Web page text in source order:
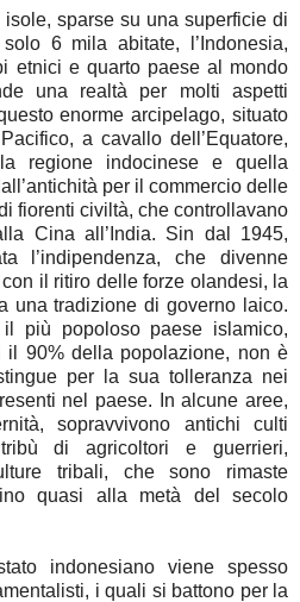
sparse su una superficie di
6 mila abitate, l’Indonesia,
etnici e quarto paese al mondo
una realtà per molti aspetti
enorme arcipelago, situato
a cavallo dell’Equatore,
regione indocinese e quella
per il commercio delle
fiorenti civiltà, che controllavano
Cina all’India. Sin dal 1945,
l’indipendenza, che divenne
il ritiro delle forze olandesi, la
una tradizione di governo laico.
il più popoloso paese islamico,
il 90% della popolazione, non è
per la sua tolleranza nei
nel paese. In alcune aree,
sopravvivono antichi culti
di agricoltori e guerrieri,
tribali, che sono rimaste
quasi alla metà del secolo
Per decisione del governo diversi milioni di persone vennero trasferite dalle zone più popolate verso aree periferiche, operazione che nelle intenzioni dei dirigenti sarebbe servita a garantire uno sviluppo omogeneo del paese, ma che invece contribuì ad accrescere i contrasti etnici. In parecchie occasioni l’intreccio fra questioni etniche e religiose viene a complicare un quadro già di per sé torbido, aggravato dal ricordo di un passato turbolento. Diversi scontri hanno opposto i Dayak, abitanti del Kalimantan, la più vasta regione indonesiana, in maggioranza cristiani, agli immigrati provenienti da Madura, di religione islamica. La violenza non ha risparmiato neppure la minoranza cinese, che, benché esigua, detiene un notevole potere economico. In alcune zone, nelle quali i nativi hanno subito una sistematica espropriazione delle proprie risorse, accompagnata da gravi violazioni dei diritti umani, attribuite ai militari e rimaste impunite, la tensione ha raggiunto un livello molto alto. Vaste aree naturali minacciate dallo sfruttamento abusivo e dalla deforestazione, sono divenute campo d’azione di compagnie minerarie avide di profitti, le quali hanno causato gravi danni all’ambiente, cacciando gli abitanti dalle loro terre. Gli interessi del governo, che non ha saputo o voluto avviare a soluzione le questioni etniche, cercando di mantenere con ogni mezzo l’unità nazionale, ed il cui rifiuto di negoziare ha spesso favorito il ricorso alla violenza, entrano spesso in conflitto con le esigenze di autonomia di diversi gruppi etnici. Nella zona di Aceh, situata nella parte settentrionale di Sumatra, tuttora teatro di scontri fra l’esercito e i guerriglieri, la tensione rimane alta e in questo clima di violenta intolleranza molti furono costretti ad abbandonare le loro case. Particolare attenzione merita la situazione dell’Irian Jaya, la parte occidentale della Nuova Guinea, territorio sotto il controllo dell’Indonesia dal 1963, costantemente afflitto da disordini per il mancato riconoscimento della propria sovranità. In questa regione, geograficamente parte dell’Oceania, che custodisce una delle aree minerarie più ricche del mondo e culture tribali, che affondano le radici in un lontano passato e rimaste immutate sino ad oggi, è attivo un movimento secessionista, lo “Organisasi Papua Merdeka”, che tra alterne vicende, continua a battersi per l’indipendenza. In quest’area, che conserva luoghi ancora inviolati, il governo centrale aveva espropriato totalmente le risorse minerarie, ignorando completamente i diritti degli abitanti nativi i quali conservano uno stretto legame con il suolo patrio, ma che, considerati primitivi ed incapaci di progredire, sono costretti continuamente a subire le violenze dell’esercito, che cerca di stroncare ogni forma di resistenza. Nel Kalimantan la lotta dei Dayak da lungo tempo vittime d’ingiustizie per ciò che riguarda la ripartizione dei proventi derivati dallo sfruttamento delle risorse del loro territorio, ha assunto forme diverse, più o meno violente, volte a recuperare il controllo sulle proprie risorse naturali. Sebbene generalmente molti tendono a sottovalutarne l’importanza in termini geopolitici, il ruolo dell’Indonesia, membro dell’ASEAN, all’interno della quale occupa una posizione importante, e dell’APEC, e dall’Agosto di quest’anno tornata a far parte dell’OPEC, grazie anche alla sua posizione strategica fra l’Asia continentale e l’Australia, pare destinato a crescere. Considerata una delle “Nuove tigri asiatiche”, ripresasi dalla grave crisi finanziaria del 1997, che aveva colpito diverse nazioni dell’Asia Orientale, cerca di entrare a pieno titolo nel novero dei paesi industrializzati; per le sue ricche riserve minerarie, oltre a giacimenti petroliferi e di gas naturale ha attirato tanti investimenti stranieri. Nonostante sia stata colpita varie volte da disastri naturali, che hanno causato molte vittime ed ingenti danni, l’Indonesia, la cui industria turistica può contare su una straordinaria varietà di habitat naturali, oltreché su un ricco e variegato patrimonio culturale, rimane una meta turistica molto ambita e cerca di attrarre un numero sempre crescente di visitatori. Negli ultimi anni il prodotto interno lordo è cresciuto notevolmente, sebbene fra una zona e l’altra sussistano grosse differenze di sviluppo e la forte crescita demografica, soprattutto nelle zone rurali, non accenni a diminuire. Parecchi sono riusciti ad uscire dallo stato d’indigenza, anche se il progresso non ha raggiunto parecchie zone nelle quali le condizioni di vita e di lavoro rimangono ancora precarie. La durata media della vita è cresciuta, ma in alcune aree il tasso di mortalità infantile rimane alto. Il processo di urbanizzazione in continua crescita ha creato numerosi problemi, contribuendo alla disgregazione familiare e alla perdita dei legami sociali. Le città, cresciute rapidamente ed in modo caotico, rappresentano un miraggio per molti abitanti delle zone rurali che sognano di trovarvi una sistemazione migliore. Un’altra piaga, oltre all’aumento del consumo di droghe, è rappresentata dall’estesa diffusione dell’AIDS, per prevenire il quale sono state attuate, purtroppo con scarso successo, varie iniziative. Notevoli sforzi sono stati compiuti per incrementare l’istruzione, anche quella delle donne, a cui la costituzione riconosce parità di diritti, alcune delle quali occupano posizioni importanti in svariati ambiti. Rispetto ad alcuni anni addietro la società nel complesso appare più aperta alla modernità ed a nuove idee, ma i valori tradizionali sono ancora sentiti dalla maggior parte